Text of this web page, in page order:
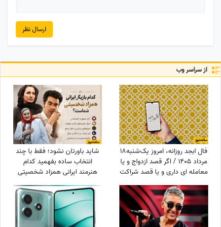
ارسال نظر
از سراسر وب
فال ابجد روزانه، امروز یک‌شنبه18
مرداد 1405 / اگر قصد ازدواج و یا
معامله ای داری و یا قصد شراکت
و سرمایه گذاری داری ...
شاید باورتان نشود؛ فقط با چند
انتخاب ساده بفهمید کدام
هنرمند ایرانی همزاد شخصیتی
شماست! از شوخ‌طبعی نعیمه
نظام‌دوست تا احساسات عمیق
شهاب حسینی؛ شما شبیه
کدام‌یک هستید؟